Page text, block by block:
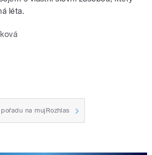
léta.
na mujRozhlas